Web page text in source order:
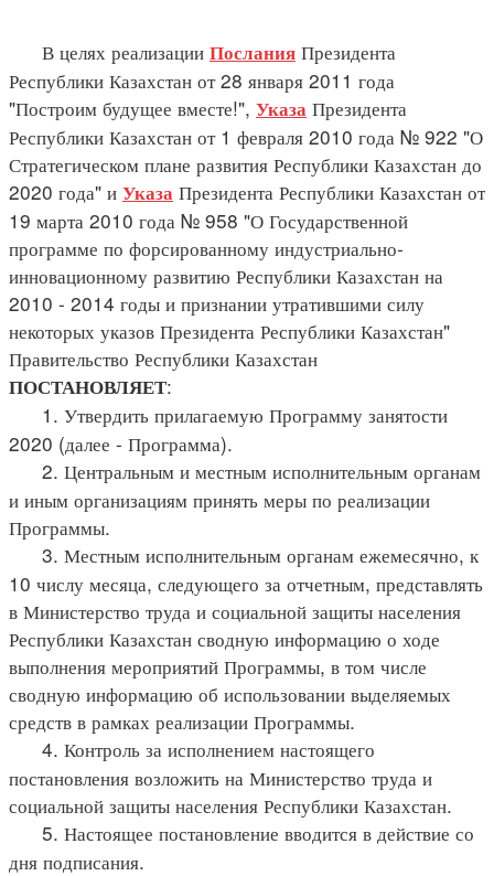
В целях реализации Послания Президента
Республики Казахстан от 28 января 2011 года
"Построим будущее вместе!", Указа Президента
Республики Казахстан от 1 февраля 2010 года № 922 "О
Стратегическом плане развития Республики Казахстан до
2020 года" и Указа Президента Республики Казахстан от
19 марта 2010 года № 958 "О Государственной
программе по форсированному индустриально-
инновационному развитию Республики Казахстан на
2010 - 2014 годы и признании утратившими силу
некоторых указов Президента Республики Казахстан"
Правительство Республики Казахстан
ПОСТАНОВЛЯЕТ:
1. Утвердить прилагаемую Программу занятости
2020 (далее - Программа).
2. Центральным и местным исполнительным органам
и иным организациям принять меры по реализации
Программы.
3. Местным исполнительным органам ежемесячно, к
10 числу месяца, следующего за отчетным, представлять
в Министерство труда и социальной защиты населения
Республики Казахстан сводную информацию о ходе
выполнения мероприятий Программы, в том числе
сводную информацию об использовании выделяемых
средств в рамках реализации Программы.
4. Контроль за исполнением настоящего
постановления возложить на Министерство труда и
социальной защиты населения Республики Казахстан.
5. Настоящее постановление вводится в действие со
дня подписания.